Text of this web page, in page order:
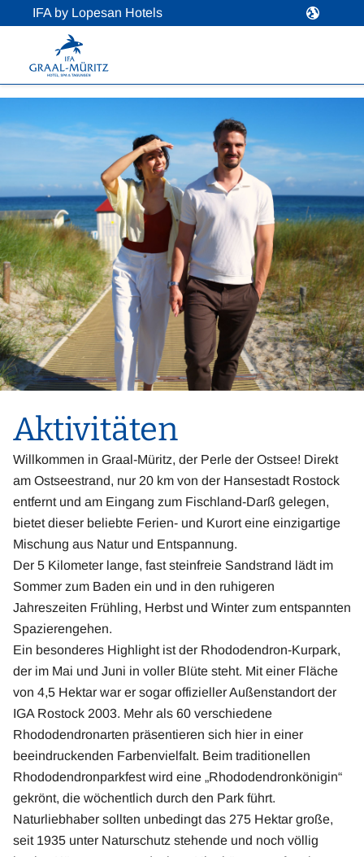
IFA by Lopesan Hotels
Aktivitäten
Willkommen in Graal-Müritz, der Perle der Ostsee! Direkt
am Ostseestrand, nur 20 km von der Hansestadt Rostock
entfernt und am Eingang zum Fischland-Darß gelegen,
bietet dieser beliebte Ferien- und Kurort eine einzigartige
Mischung aus Natur und Entspannung.
Der 5 Kilometer lange, fast steinfreie Sandstrand lädt im
Sommer zum Baden ein und in den ruhigeren
Jahreszeiten Frühling, Herbst und Winter zum entspannten
Spazierengehen.
Ein besonderes Highlight ist der Rhododendron-Kurpark,
der im Mai und Juni in voller Blüte steht. Mit einer Fläche
von 4,5 Hektar war er sogar offizieller Außenstandort der
IGA Rostock 2003. Mehr als 60 verschiedene
Rhododendronarten präsentieren sich hier in einer
beeindruckenden Farbenvielfalt. Beim traditionellen
Rhododendronparkfest wird eine „Rhododendronkönigin“
gekrönt, die wöchentlich durch den Park führt.
Naturliebhaber sollten unbedingt das 275 Hektar große,
seit 1935 unter Naturschutz stehende und noch völlig